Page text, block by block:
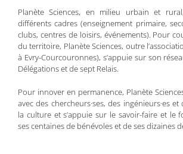
Planète Sciences, en milieu urbain et
différents cadres (enseignement primaire,
clubs, centres de loisirs, événements). Pour
du territoire, Planète Sciences, outre
à Evry-Courcouronnes), s’appuie sur son
Délégations et de sept Relais.
Pour innover en permanence, Planète
avec des chercheurs·ses, des ingénieurs·es et
la culture et s’appuie sur le savoir-faire et le
ses centaines de bénévoles et de ses dizaines